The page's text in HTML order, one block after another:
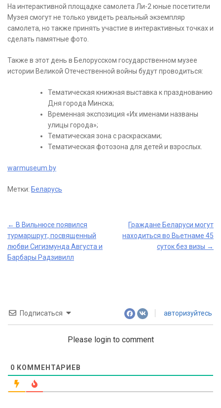
На интерактивной площадке самолета Ли-2 юные посетители
Музея смогут не только увидеть реальный экземпляр
самолета, но также принять участие в интерактивных точках и
сделать памятные фото.
Также в этот день в Белорусском государственном музее
истории Великой Отечественной войны будут проводиться:
Тематическая книжная выставка к празднованию
Дня города Минска;
Временная экспозиция «Их именами названы
улицы города»;
Тематическая зона с раскрасками;
Тематическая фотозона для детей и взрослых.
warmuseum.by
Метки: Беларусь
Post
navigation
← В Вильнюсе появился
турмаршрут, посвященный
любви Сигизмунда Августа и
Барбары Радзивилл
Граждане Беларуси могут
находиться во Вьетнаме 45
суток без визы →
Подписаться авторизуйтесь
Please login to comment
0 КОММЕНТАРИЕВ